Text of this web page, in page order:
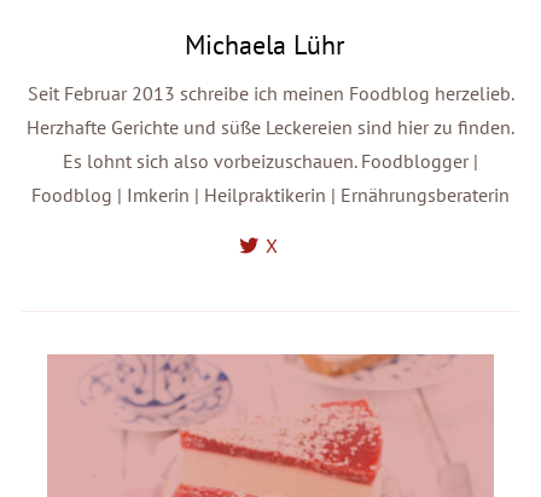
Michaela Lühr
Seit Februar 2013 schreibe ich meinen Foodblog herzelieb.
Herzhafte Gerichte und süße Leckereien sind hier zu finden.
Es lohnt sich also vorbeizuschauen. Foodblogger |
Foodblog | Imkerin | Heilpraktikerin | Ernährungsberaterin
X